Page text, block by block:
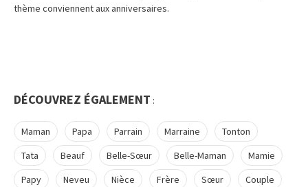
thème conviennent aux anniversaires.
DÉCOUVREZ ÉGALEMENT :
Maman Papa Parrain Marraine
Tonton
Tata
Beauf Belle-Sœur Belle-Maman
Mamie
Papy
Neveu Nièce Frère Sœur
Couple